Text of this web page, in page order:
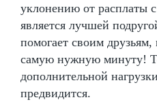
уклонению от расплаты
является лучшей
помогает своим
самую нужную минуту!
дополнительной
предвидится.